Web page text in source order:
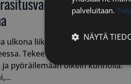
ulkona liikkumisen määrä kasvaa
Tekee mieli lähteä
pyöräilemään oikein kunnolla.
palveluitaan.
NÄYTÄ
Ehdottomasti